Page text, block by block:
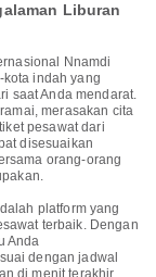
Liburan
Nnamdi
kota indah yang
saat Anda mendarat.
merasakan cita
pesawat dari
disesuaikan
orang-orang
platform yang
terbaik. Dengan
Anda
dengan jadwal
di menit terakhir